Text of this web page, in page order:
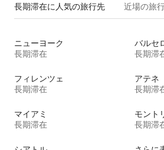
長期滞在に人気の旅行先 近場の旅
ニューヨーク
長期滞在
バルセ
長期滞
フィレンツェ
長期滞在
アテネ
長期滞
マイアミ
長期滞在
モント
長期滞